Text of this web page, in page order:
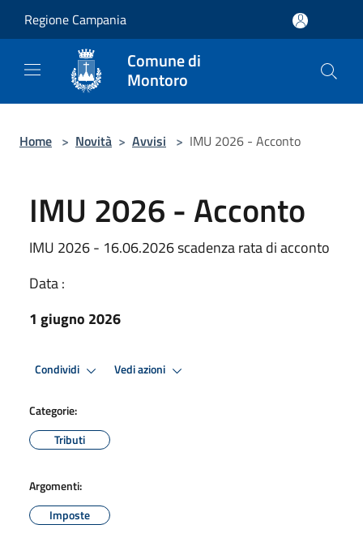
Regione Campania
Comune di
Montoro
Home > Novità > Avvisi > IMU 2026 - Acconto
IMU 2026 - Acconto
IMU 2026 - 16.06.2026 scadenza rata di acconto
Data :
1 giugno 2026
Condividi Vedi azioni
Categorie:
Tributi
Argomenti:
Imposte